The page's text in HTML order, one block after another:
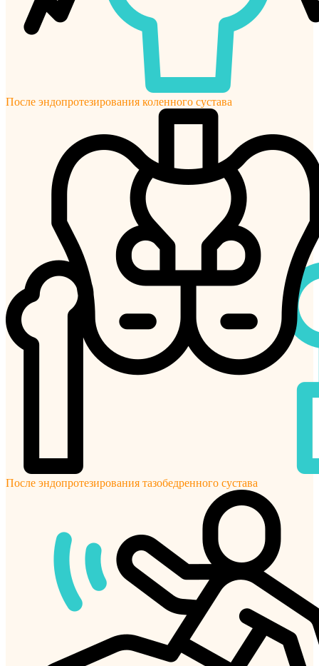
После эндопротезирования коленного сустава
После эндопротезирования тазобедренного сустава